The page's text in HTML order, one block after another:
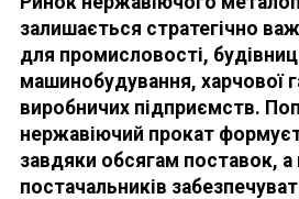
залишається стратегічно
для промисловості,
машинобудування, харчової
виробничих підприємств.
нержавіючий прокат
завдяки обсягам поставок, а
постачальників